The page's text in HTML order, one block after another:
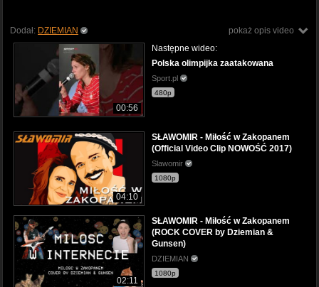
pokaż opis video
Dodał: DZIEMIAN
00:56
Następne wideo:
Polska olimpijka zaatakowana
Sport.pl
480p
04:10
SŁAWOMIR - Miłość w Zakopanem
(Official Video Clip NOWOŚĆ 2017)
Slawomir
1080p
02:11
SŁAWOMIR - Miłość w Zakopanem
(ROCK COVER by Dziemian &
Gunsen)
DZIEMIAN
1080p